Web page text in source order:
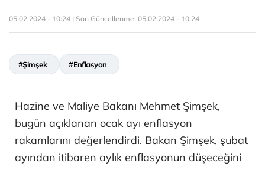
05.02.2024 - 10:24 | Son Güncellenme: 05.02.2024 - 10:24
#Şimşek #Enflasyon
Hazine ve Maliye Bakanı Mehmet Şimşek,
bugün açıklanan ocak ayı enflasyon
rakamlarını değerlendirdi. Bakan Şimşek, şubat
ayından itibaren aylık enflasyonun düşeceğini